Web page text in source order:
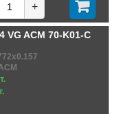
+
VG ACM 70-K01-C